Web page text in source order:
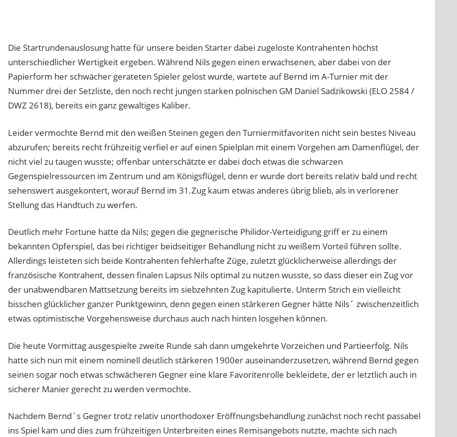
Die Startrundenauslosung hatte für unsere beiden Starter dabei zugeloste Kontrahenten höchst
unterschiedlicher Wertigkeit ergeben. Während Nils gegen einen erwachsenen, aber dabei von der
Papierform her schwächer gerateten Spieler gelost wurde, wartete auf Bernd im A-Turnier mit der
Nummer drei der Setzliste, den noch recht jungen starken polnischen GM Daniel Sadzikowski (ELO 2584 /
DWZ 2618), bereits ein ganz gewaltiges Kaliber.
Leider vermochte Bernd mit den weißen Steinen gegen den Turniermitfavoriten nicht sein bestes Niveau
abzurufen; bereits recht frühzeitig verfiel er auf einen Spielplan mit einem Vorgehen am Damenflügel, der
nicht viel zu taugen wusste; offenbar unterschätzte er dabei doch etwas die schwarzen
Gegenspielressourcen im Zentrum und am Königsflügel, denn er wurde dort bereits relativ bald und recht
sehenswert ausgekontert, worauf Bernd im 31.Zug kaum etwas anderes übrig blieb, als in verlorener
Stellung das Handtuch zu werfen.
Deutlich mehr Fortune hatte da Nils; gegen die gegnerische Philidor-Verteidigung griff er zu einem
bekannten Opferspiel, das bei richtiger beidseitiger Behandlung nicht zu weißem Vorteil führen sollte.
Allerdings leisteten sich beide Kontrahenten fehlerhafte Züge, zuletzt glücklicherweise allerdings der
französische Kontrahent, dessen finalen Lapsus Nils optimal zu nutzen wusste, so dass dieser ein Zug vor
der unabwendbaren Mattsetzung bereits im siebzehnten Zug kapitulierte. Unterm Strich ein vielleicht
bisschen glücklicher ganzer Punktgewinn, denn gegen einen stärkeren Gegner hätte Nils´ zwischenzeitlich
etwas optimistische Vorgehensweise durchaus auch nach hinten losgehen können.
Die heute Vormittag ausgespielte zweite Runde sah dann umgekehrte Vorzeichen und Partieerfolg. Nils
hatte sich nun mit einem nominell deutlich stärkeren 1900er auseinanderzusetzen, während Bernd gegen
seinen sogar noch etwas schwächeren Gegner eine klare Favoritenrolle bekleidete, der er letztlich auch in
sicherer Manier gerecht zu werden vermochte.
Nachdem Bernd´s Gegner trotz relativ unorthodoxer Eröffnungsbehandlung zunächst noch recht passabel
ins Spiel kam und dies zum frühzeitigen Unterbreiten eines Remisangebots nutzte, machte sich nach